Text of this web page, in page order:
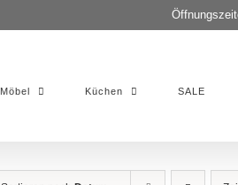
Möbel Küchen SALE